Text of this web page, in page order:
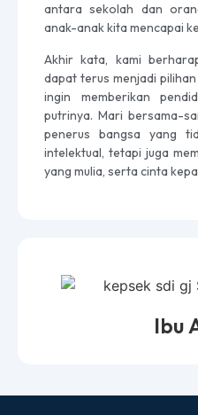
antara sekolah dan
anak-anak kita mencapai
Akhir kata, kami
dapat terus menjadi
ingin memberikan
putrinya. Mari bersama-
penerus bangsa yang
intelektual, tetapi juga
yang mulia, serta cinta
Ibu